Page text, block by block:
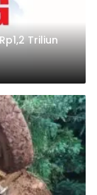
Triliun